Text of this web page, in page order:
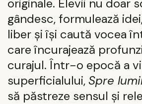
originale. Elevii nu doar
gândesc, formulează
liber și își caută vocea
care încurajează
curajul. Într-o epocă a
superficialului,Spre
să păstreze sensul și